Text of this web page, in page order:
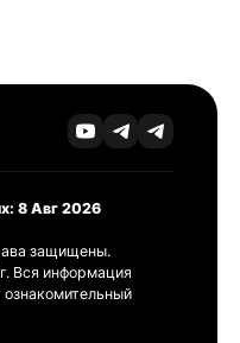
8 Авг 2026
защищены.
Вся информация
ознакомительный